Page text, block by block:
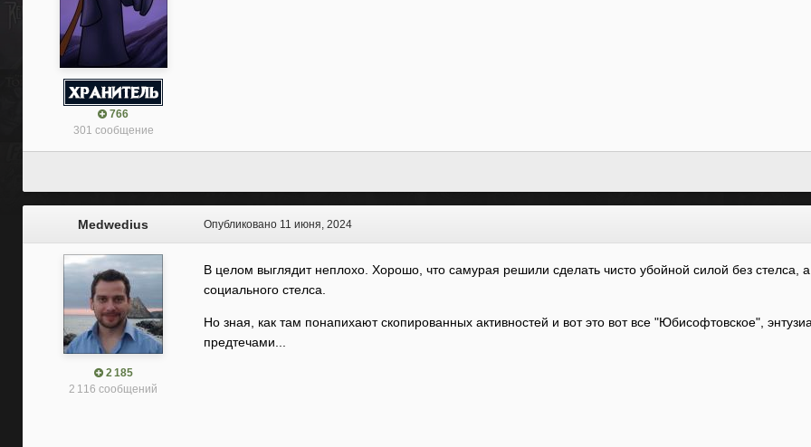
766
301 сообщение
Medwedius
2 185
2 116 сообщений
Опубликовано 11 июня, 2024
В целом выглядит неплохо. Хорошо, что самурая решили сделать чисто убойной силой без стелса,
социального стелса.
Но зная, как там понапихают скопированных активностей и вот это вот все "Юбисофтовское",
предтечами...